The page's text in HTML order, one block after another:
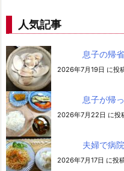
人気記事
息子の
2026年7月19日 に投
息子が帰
2026年7月22日 に投
夫婦で病
2026年7月17日 に投